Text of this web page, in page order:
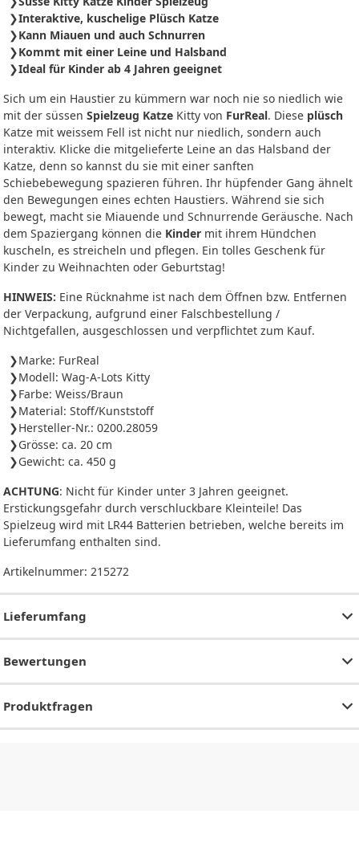
Interaktive, kuschelige Plüsch Katze
Kann Miauen und auch Schnurren
Kommt mit einer Leine und Halsband
Ideal für Kinder ab 4 Jahren geeignet
Sich um ein Haustier zu kümmern war noch nie so niedlich wie
mit der süssen Spielzeug Katze Kitty von FurReal. Diese plüsch
Katze mit weissem Fell ist nicht nur niedlich, sondern auch
interaktiv. Klicke die mitgelieferte Leine an das Halsband der
Katze, denn so kannst du sie mit einer sanften
Schiebebewegung spazieren führen. Ihr hüpfender Gang ähnelt
den Bewegungen eines echten Haustiers. Während sie sich
bewegt, macht sie Miauende und Schnurrende Geräusche. Nach
dem Spaziergang können die Kinder mit ihrem Hündchen
kuscheln, es streicheln und pflegen. Ein tolles Geschenk für
Kinder zu Weihnachten oder Geburtstag!
HINWEIS: Eine Rücknahme ist nach dem Öffnen bzw. Entfernen
der Verpackung, aufgrund einer Falschbestellung /
Nichtgefallen, ausgeschlossen und verpflichtet zum Kauf.
Marke: FurReal
Modell: Wag-A-Lots Kitty
Farbe: Weiss/Braun
Material: Stoff/Kunststoff
Hersteller-Nr.: 0200.28059
Grösse: ca. 20 cm
Gewicht: ca. 450 g
ACHTUNG: Nicht für Kinder unter 3 Jahren geeignet.
Erstickungsgefahr durch verschluckbare Kleinteile! Das
Spielzeug wird mit LR44 Batterien betrieben, welche bereits im
Lieferumfang enthalten sind.
Artikelnummer: 215272
Lieferumfang
Bewertungen
Produktfragen